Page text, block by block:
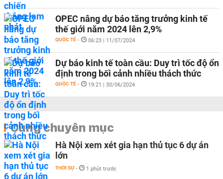
OPEC nâng dự báo tăng trưởng kinh tế
thế giới năm 2024 lên 2,9%
QUỐC TẾ - 06:23 | 11/07/2024
Dự báo kinh tế toàn cầu: Duy trì tốc độ ổn
định trong bối cảnh nhiều thách thức
QUỐC TẾ - 19:21 | 30/06/2024
Cùng chuyên mục
Hà Nội xem xét gia hạn thủ tục 6 dự án
lớn
THỜI SỰ - 1 phút trước